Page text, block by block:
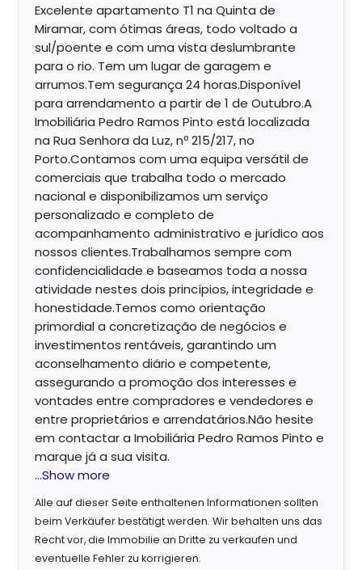
Excelente apartamento T1 na Quinta de
Miramar, com ótimas áreas, todo voltado a
sul/poente e com uma vista deslumbrante
para o rio. Tem um lugar de garagem e
arrumos.Tem segurança 24 horas.Disponível
para arrendamento a partir de 1 de Outubro.A
Imobiliária Pedro Ramos Pinto está localizada
na Rua Senhora da Luz, nº 215/217, no
Porto.Contamos com uma equipa versátil de
comerciais que trabalha todo o mercado
nacional e disponibilizamos um serviço
personalizado e completo de
acompanhamento administrativo e jurídico aos
nossos clientes.Trabalhamos sempre com
confidencialidade e baseamos toda a nossa
atividade nestes dois princípios, integridade e
honestidade.Temos como orientação
primordial a concretização de negócios e
investimentos rentáveis, garantindo um
aconselhamento diário e competente,
assegurando a promoção dos interesses e
vontades entre compradores e vendedores e
entre proprietários e arrendatários.Não hesite
em contactar a Imobiliária Pedro Ramos Pinto e
marque já a sua visita.
...Show more
Alle auf dieser Seite enthaltenen Informationen sollten
beim Verkäufer bestätigt werden. Wir behalten uns das
Recht vor, die Immobilie an Dritte zu verkaufen und
eventuelle Fehler zu korrigieren.